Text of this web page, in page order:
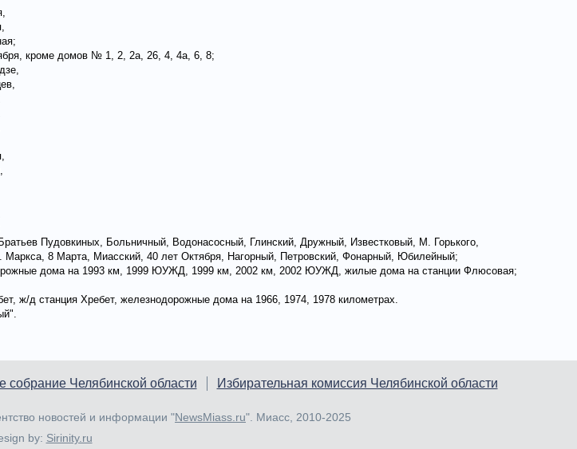
кроме домов № 1, 2, 2а, 26, 4, 4а, 6, 8;
Пудовкиных, Больничный, Водонасосный, Глинский, Дружный, Известковый, М. Горького,
Маркса, 8 Марта, Миасский, 40 лет Октября, Нагорный, Петровский, Фонарный, Юбилейный;
дома на 1993 км, 1999 ЮУЖД, 1999 км, 2002 км, 2002 ЮУЖД, жилые дома на станции Флюсовая;
ж/д станция Хребет, железнодорожные дома на 1966, 1974, 1978 километрах.
собрание Челябинской области Избирательная комиссия Челябинской области
новостей и информации "NewsMiass.ru". Миасс, 2010-2025
by: Sirinity.ru